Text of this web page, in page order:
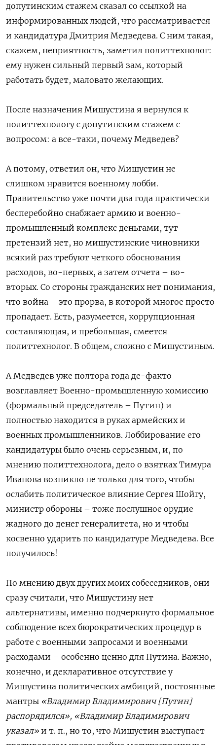
допутинским стажем сказал со ссылкой на
информированных людей, что рассматривается
и кандидатура Дмитрия Медведева. С ним такая,
скажем, неприятность, заметил политтехнолог:
ему нужен сильный первый зам, который
работать будет, маловато желающих.
После назначения Мишустина я вернулся к
политтехнологу с допутинским стажем с
вопросом: а все-таки, почему Медведев?
А потому, ответил он, что Мишустин не
слишком нравится военному лобби.
Правительство уже почти два года практически
бесперебойно снабжает армию и военно-
промышленный комплекс деньгами, тут
претензий нет, но мишустинские чиновники
всякий раз требуют четкого обоснования
расходов, во-первых, а затем отчета – во-
вторых. Со стороны гражданских нет понимания,
что война – это прорва, в которой многое просто
пропадает. Есть, разумеется, коррупционная
составляющая, и пребольшая, смеется
политтехнолог. В общем, сложно с Мишустиным.
А Медведев уже полтора года де-факто
возглавляет Военно-промышленную комиссию
(формальный председатель – Путин) и
полностью находится в руках армейских и
военных промышленников. Лоббирование его
кандидатуры было очень серьезным, и, по
мнению политтехнолога, дело о взятках Тимура
Иванова возникло не только для того, чтобы
ослабить политическое влияние Сергея Шойгу,
министр обороны – тоже послушное орудие
жадного до денег генералитета, но и чтобы
косвенно ударить по кандидатуре Медведева. Все
получилось!
По мнению двух других моих собеседников, они
сразу считали, что Мишустину нет
альтернативы, именно подчеркнуто формальное
соблюдение всех бюрократических процедур в
работе с военными запросами и военными
расходами – особенно ценно для Путина. Важно,
конечно, и декларативное отсутствие у
Мишустина политических амбиций, постоянные
мантры «Владимир Владимирович [Путин]
распорядился», «Владимир Владимирович
указал» и т. п., но то, что Мишустин выступает